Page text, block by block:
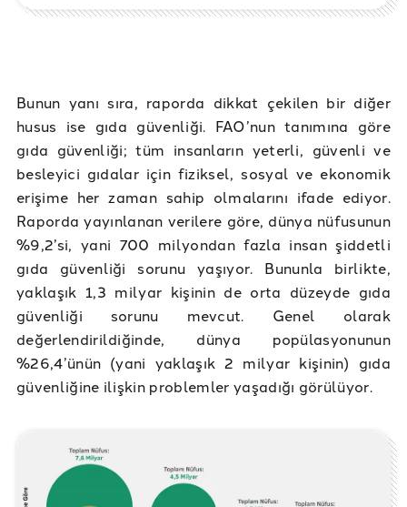
Bunun yanı sıra, raporda dikkat çekilen bir diğer
husus ise gıda güvenliği. FAO’nun tanımına göre
gıda güvenliği; tüm insanların yeterli, güvenli ve
besleyici gıdalar için fiziksel, sosyal ve ekonomik
erişime her zaman sahip olmalarını ifade ediyor.
Raporda yayınlanan verilere göre, dünya nüfusunun
%9,2’si, yani 700 milyondan fazla insan şiddetli
gıda güvenliği sorunu yaşıyor. Bununla birlikte,
yaklaşık 1,3 milyar kişinin de orta düzeyde gıda
güvenliği sorunu mevcut. Genel olarak
değerlendirildiğinde, dünya popülasyonunun
%26,4’ünün (yani yaklaşık 2 milyar kişinin) gıda
güvenliğine ilişkin problemler yaşadığı görülüyor.